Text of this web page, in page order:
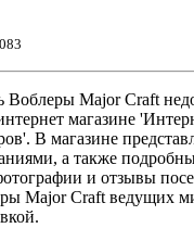
Воблеры Major Craft
магазине
В магазине
а также
и отзывы
Major Craft ведущих